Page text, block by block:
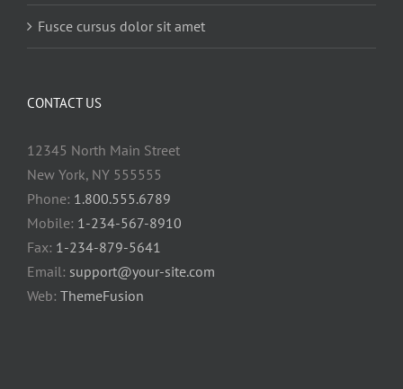
Fusce cursus dolor sit amet
CONTACT US
12345 North Main Street
New York, NY 555555
Phone: 1.800.555.6789
Mobile: 1-234-567-8910
Fax: 1-234-879-5641
Email: support@your-site.com
Web: ThemeFusion